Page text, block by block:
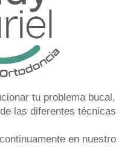
tu problema bucal,
las diferentes técnicas
en nuestro